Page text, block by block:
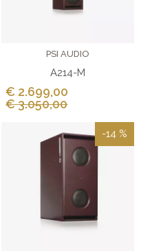
PSI AUDIO
A214-M
€ 2.699,00
€ 3.050,00
-14 %